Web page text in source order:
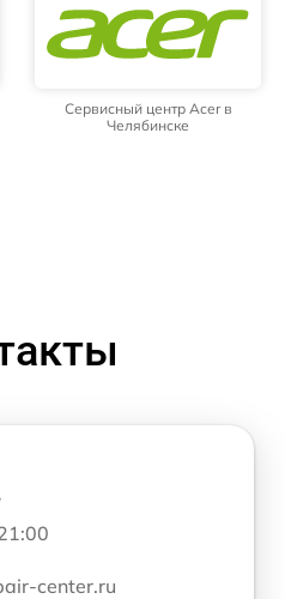
Сервисный центр Acer в
Челябинске
center.ru